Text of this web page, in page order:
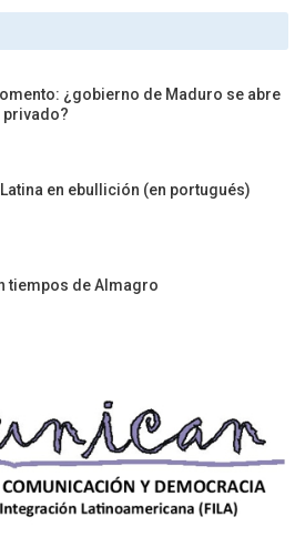
¿gobierno de Maduro se abre
privado?
en ebullición (en portugués)
tiempos de Almagro